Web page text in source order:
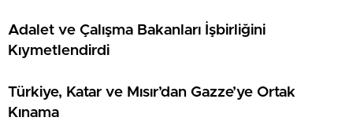
Adalet ve Çalışma Bakanları İşbirliğini
Kıymetlendirdi
Türkiye, Katar ve Mısır’dan Gazze’ye Ortak
Kınama